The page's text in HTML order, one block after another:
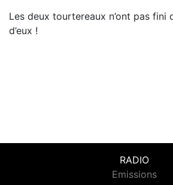
​Les deux tourtereaux n’ont pas fini
d’eux !
RADIO
Emissions